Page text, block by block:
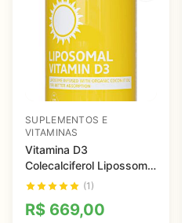
SUPLEMENTOS E
VITAMINAS
Vitamina D3
Colecalciferol Lipossomal
5000 UI, UpNourish, 365
(1)
R$ 669,00